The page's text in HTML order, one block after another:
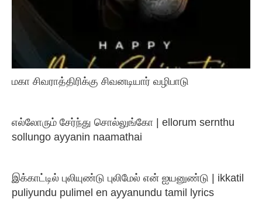
மகா சிவராத்திரிக்கு சிவனடியார் வழிபாடு
எல்லோரும் சேர்ந்து சொல்லுங்கோ | ellorum sernthu
sollungo ayyanin naamathai
இக்காட்டில் புலியுண்டு புலிமேல் என் ஐயனுண்டு | ikkatil
puliyundu pulimel en ayyanundu tamil lyrics